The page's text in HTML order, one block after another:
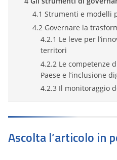
4.1 Strumenti e modelli
4.2 Governare la
4.2.1 Le leve per
territori
4.2.2 Le competenze
Paese e l’inclusione
4.2.3 Il monitoraggio
Ascolta l’articolo in